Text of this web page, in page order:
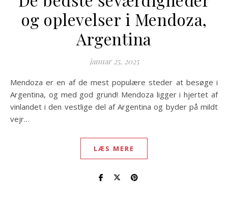
og oplevelser i Mendoza,
Argentina
januar 25, 2025
Mendoza er en af ​​de mest populære steder at besøge i
Argentina, og med god grund! Mendoza ligger i hjertet af
vinlandet i den vestlige del af Argentina og byder på mildt
vejr…
LÆS MERE